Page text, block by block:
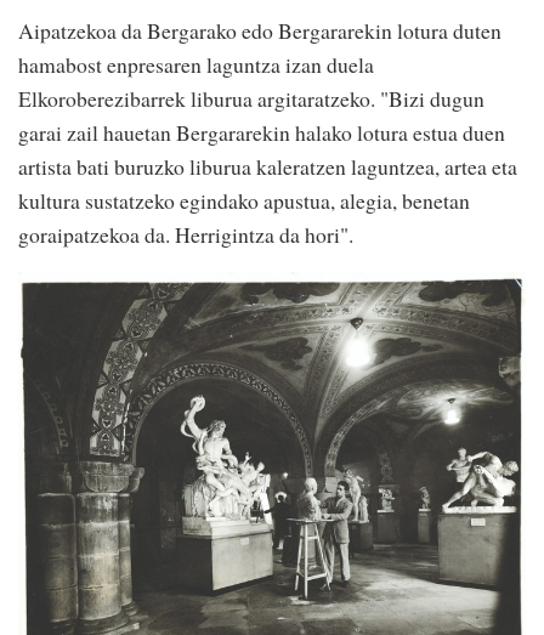
Aipatzekoa da Bergarako edo Bergararekin lotura duten
hamabost enpresaren laguntza izan duela
Elkoroberezibarrek liburua argitaratzeko. "Bizi dugun
garai zail hauetan Bergararekin halako lotura estua duen
artista bati buruzko liburua kaleratzen laguntzea, artea eta
kultura sustatzeko egindako apustua, alegia, benetan
goraipatzekoa da. Herrigintza da hori".